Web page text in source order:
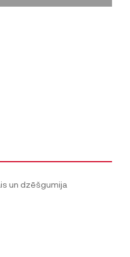
un dzēšgumija